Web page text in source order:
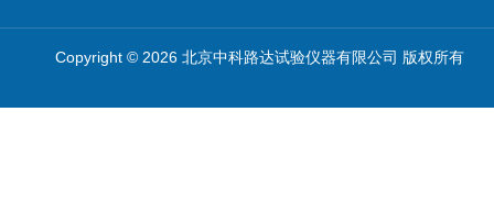
Copyright © 2026 北京中科路达试验仪器有限公司 版权所有